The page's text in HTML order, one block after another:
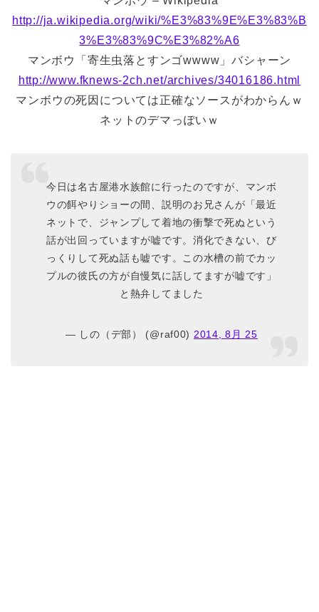
http://ja.wikipedia.org/wiki/%E3%83%9E%E3%83%B
3%E3%83%9C%E3%82%A6
マンボウ「寄生虫落とすンゴwwww」バシャーン
http://www.fknews-2ch.net/archives/34016186.html
マンボウの死因については正確なソースがわからんｗ
ネットのデマっぽいｗ
今日は名古屋港水族館に行ったのですが、マンボ
ウの餌やりショーの間、説明のお兄さんが「最近
ネットで、ジャンプして着地の衝撃で死ぬという
話が出回っていますが嘘です。消化できない、び
っくりして死ぬ話も嘘です。この水槽の前でカッ
プルの彼氏の方が自慢気に話してますが嘘です」
と熱弁してました
— しの（デ部） (@raf00) 2014, 8月 25